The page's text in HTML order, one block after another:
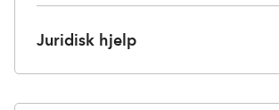
Juridisk hjelp